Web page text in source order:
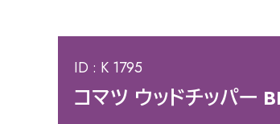
ID : K 1795
コマツ ウッドチッパ